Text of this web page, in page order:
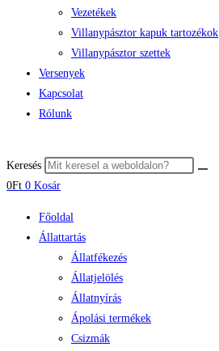
Vezetékek
Villanypásztor kapuk tartozékok
Villanypásztor szettek
Versenyek
Kapcsolat
Rólunk
Keresés
0Ft 0 Kosár
Főoldal
Állattartás
Állatfékezés
Állatjelölés
Állatnyírás
Ápolási termékek
Csizmák